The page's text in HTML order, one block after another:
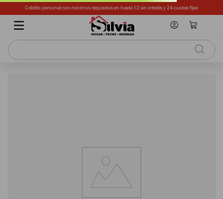
Crédito personal con mínimos requisitos en hasta 12 sin interés y 24 cuotas fijas